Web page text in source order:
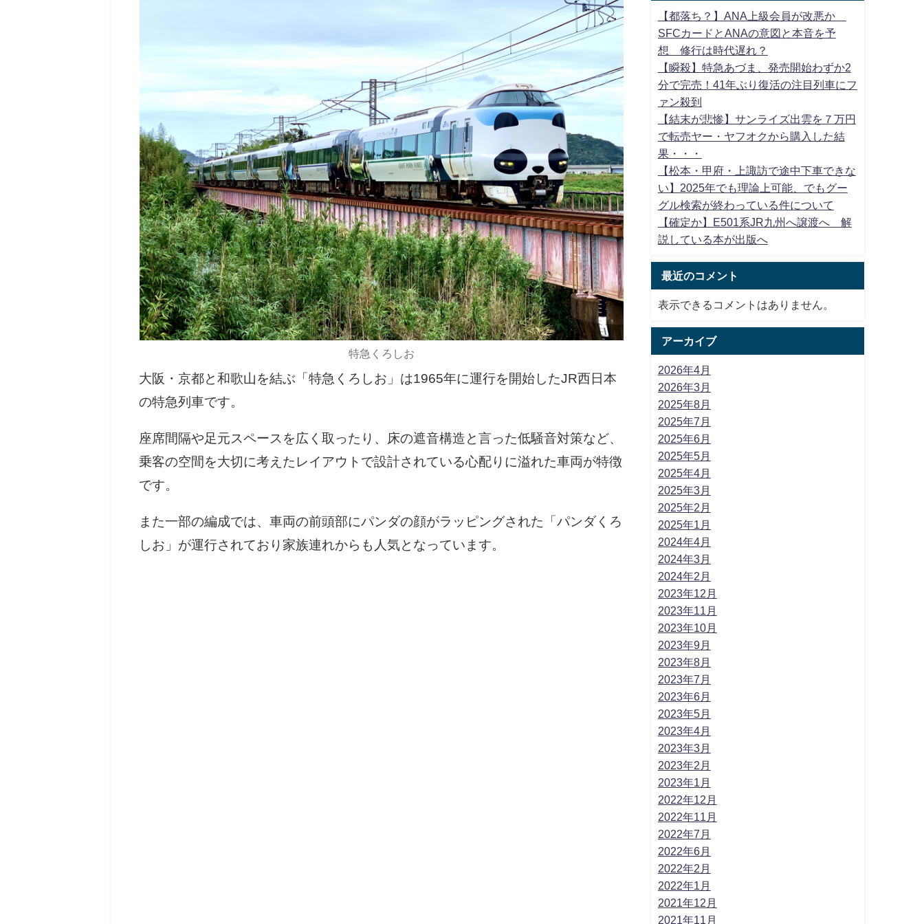
特急くろしお
大阪・京都と和歌山を結ぶ「特急くろしお」は1965年に運行を開始したJR西日本
の特急列車です。
座席間隔や足元スペースを広く取ったり、床の遮音構造と言った低騒音対策など、
乗客の空間を大切に考えたレイアウトで設計されている心配りに溢れた車両が特徴
です。
また一部の編成では、車両の前頭部にパンダの顔がラッピングされた「パンダくろ
しお」が運行されており家族連れからも人気となっています。
【都落ち？】ANA上級会員が改悪か
SFCカードとANAの意図と本音を予
想 修行は時代遅れ？
【瞬殺】特急あづま、発売開始わずか2
分で完売！41年ぶり復活の注目列車にフ
ァン殺到
【結末が悲惨】サンライズ出雲を７万円
で転売ヤー・ヤフオクから購入した結
果・・・
【松本・甲府・上諏訪で途中下車できな
い】2025年でも理論上可能、でもグー
グル検索が終わっている件について
【確定か】E501系JR九州へ譲渡へ 解
説している本が出版へ
最近のコメント
表示できるコメントはありません。
アーカイブ
2026年4月
2026年3月
2025年8月
2025年7月
2025年6月
2025年5月
2025年4月
2025年3月
2025年2月
2025年1月
2024年4月
2024年3月
2024年2月
2023年12月
2023年11月
2023年10月
2023年9月
2023年8月
2023年7月
2023年6月
2023年5月
2023年4月
2023年3月
2023年2月
2023年1月
2022年12月
2022年11月
2022年7月
2022年6月
2022年2月
2022年1月
2021年12月
2021年11月